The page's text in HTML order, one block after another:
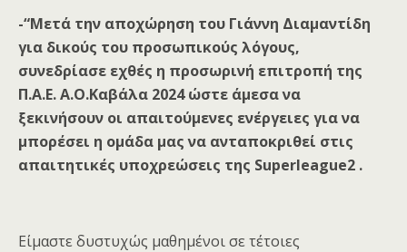
-“Μετά την αποχώρηση του Γιάννη Διαμαντίδη
για δικούς του προσωπικούς λόγους,
συνεδρίασε εχθές η προσωρινή επιτροπή της
Π.Α.Ε. Α.Ο.Καβάλα 2024 ώστε άμεσα να
ξεκινήσουν οι απαιτούμενες ενέργειες για να
μπορέσει η ομάδα μας να ανταποκριθεί στις
απαιτητικές υποχρεώσεις της Superleague2 .
Είμαστε δυστυχώς μαθημένοι σε τέτοιες